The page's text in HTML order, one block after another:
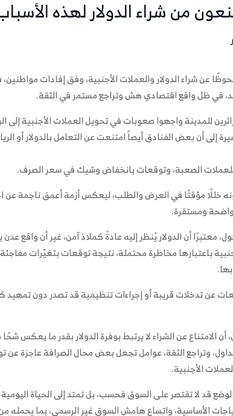
من شراء الدولار لهذه
عن شراء الدولار والعملات الأجنبية، وفق إفادات
في ظل واقع اقتصادي هش وتراجع مستمر في الثقة.
للمدينة واجهوا صعوبات في تحويل العملات الأجنبية إلى
إلى أن بعض الفنادق أيصاً امتنعت عن التعامل بالدولار أو
للعملات الصعبة، وتوقعات بانخفاض وشيك في سعر الصرف.
خللًا مؤقتًا في العرض والطلب، ليعكس أزمة أعمق ناجمة عن
ومستقرة.
معتبرًا أن الدولار يُنظر إليه عادةً كملاذ آمن، غير أن واقع
باعتبارها مخاطرة محتملة، نتيجة توقعات بتغيّرات
عن تدخلات قريبة أو إجراءات تنظيمية قد تصدر دون تمهيد
الامتناع عن الشراء لا يرتبط بوفرة الدولار بقدر ما يعكس شحًا
وتراجع الثقة، عوامل تجعل بعض محال الصرافة عاجزة عن
الأجنبية.
قد لا تقتصر على السوق فحسب، بل تمتد إلى الحياة اليومية
الأساسية، واتساع هامش السوق غير الرسمي، بما يحمله